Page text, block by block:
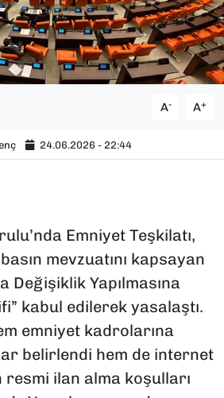
A- A+
24.06.2026 - 22:44
Emniyet Teşkilatı,
mevzuatını kapsayan
Değişiklik Yapılmasına
kabul edilerek yasalaştı.
emniyet kadrolarına
belirlendi hem de internet
ilan alma koşulları